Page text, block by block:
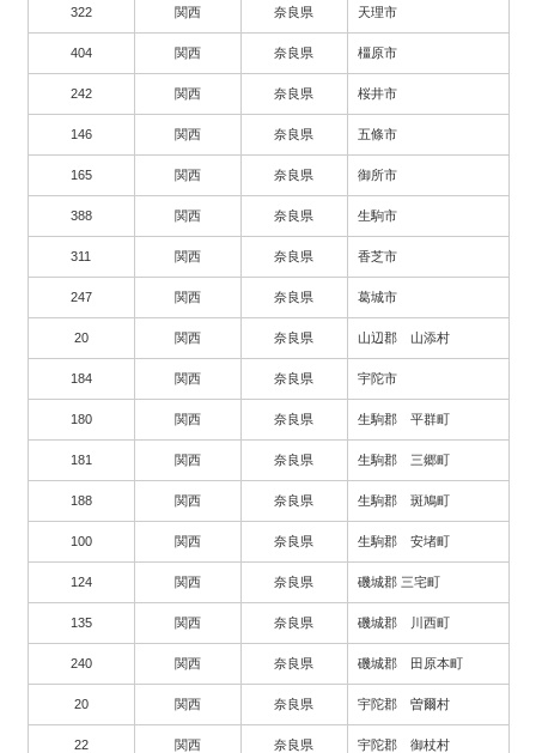
322 関西 奈良県 天理市
404 関西 奈良県 橿原市
242 関西 奈良県 桜井市
146 関西 奈良県 五條市
165 関西 奈良県 御所市
388 関西 奈良県 生駒市
311 関西 奈良県 香芝市
247 関西 奈良県 葛城市
20 関西 奈良県 山辺郡 山添村
184 関西 奈良県 宇陀市
180 関西 奈良県 生駒郡 平群町
181 関西 奈良県 生駒郡 三郷町
188 関西 奈良県 生駒郡 斑鳩町
100 関西 奈良県 生駒郡 安堵町
124 関西 奈良県 磯城郡 三宅町
135 関西 奈良県 磯城郡 川西町
240 関西 奈良県 磯城郡 田原本町
20 関西 奈良県 宇陀郡 曽爾村
22 関西 奈良県 宇陀郡 御杖村